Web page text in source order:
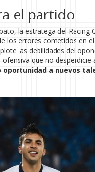
el partido
la estratega del
los errores cometidos en
las debilidades del
que no desperdicie
a nuevos